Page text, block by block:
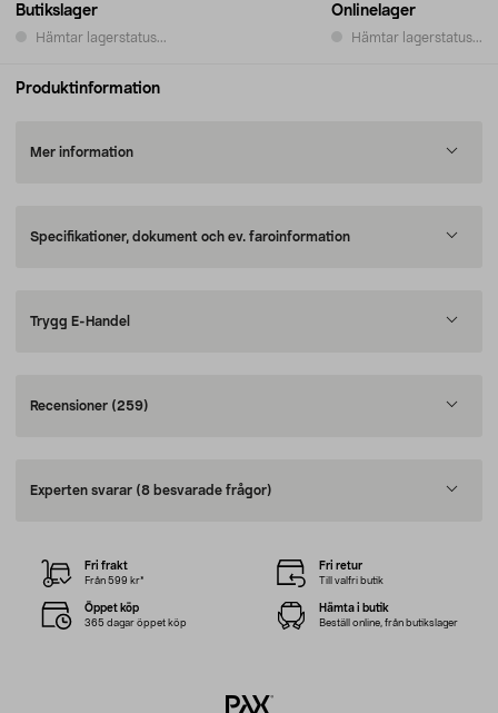
Butikslager
Hämtar lagerstatus...
Onlinelager
Hämtar lagerstatus...
Produktinformation
Mer information
Specifikationer, dokument och ev. faroinformation
Trygg E-Handel
Recensioner (259)
Experten svarar (8 besvarade frågor)
Fri frakt
Från 599 kr*
Fri retur
Till valfri butik
Öppet köp
365 dagar öppet köp
Hämta i butik
Beställ online, från butikslager